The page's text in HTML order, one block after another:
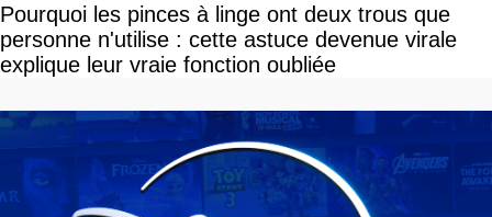
Pourquoi les pinces à linge ont deux trous que
personne n'utilise : cette astuce devenue virale
explique leur vraie fonction oubliée